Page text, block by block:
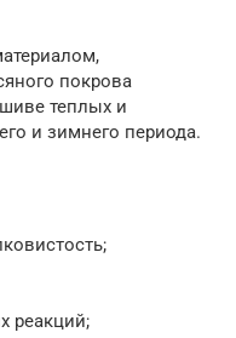
покрова
теплых и
и зимнего периода.
реакций;